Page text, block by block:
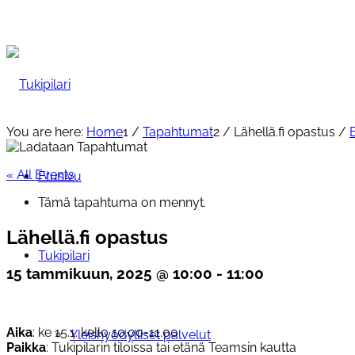
Etusivu
Tukipilari
Yleishyödylliset palvelut
You are here: Home1 / Tapahtumat2 / Lähellä.fi opastus /
« All Events
Tämä tapahtuma on mennyt.
Lähellä.fi opastus
15 tammikuun, 2025 @ 10:00 - 11:00
Aika: ke 15.1. kello 10.00-11.00
Paikka: Tukipilarin tiloissa tai etänä Teamsin kautta